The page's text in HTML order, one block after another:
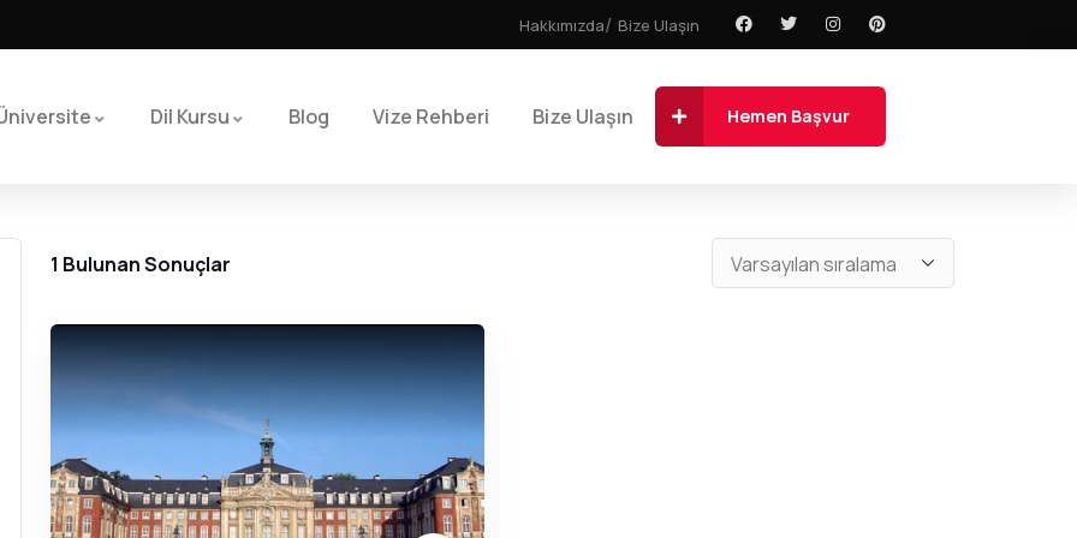
Hakkımızda Bize Ulaşın
Dil Kursu Blog Vize Rehberi Bize Ulaşın Hemen Başvur
1 Bulunan Sonuçlar